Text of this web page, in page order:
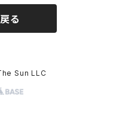
る
Sun LLC